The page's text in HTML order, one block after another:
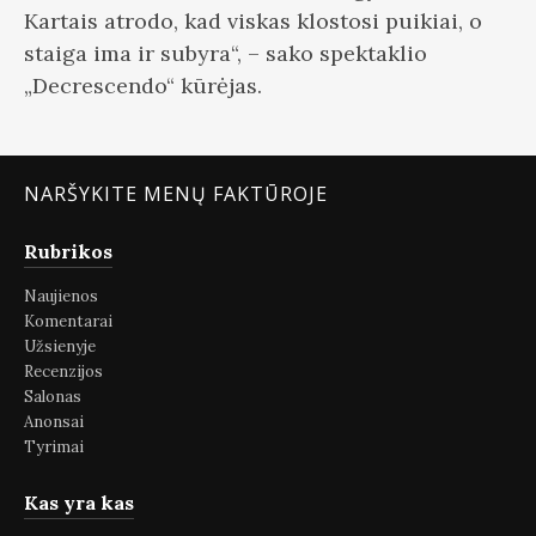
Kartais atrodo, kad viskas klostosi puikiai, o
staiga ima ir subyra“, – sako spektaklio
„Decrescendo“ kūrėjas.
NARŠYKITE MENŲ FAKTŪROJE
Rubrikos
Naujienos
Komentarai
Užsienyje
Recenzijos
Salonas
Anonsai
Tyrimai
Kas yra kas